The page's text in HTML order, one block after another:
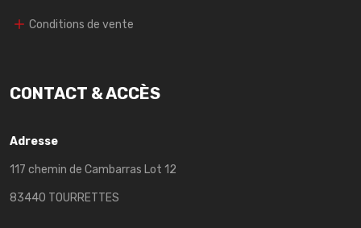
Conditions de vente
CONTACT & ACCÈS
Adresse
117 chemin de Cambarras Lot 12
83440 TOURRETTES